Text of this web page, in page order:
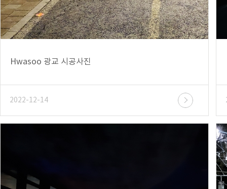
Hwasoo 광교 시공사진
2022-12-14